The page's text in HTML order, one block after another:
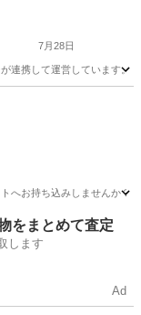
7月28日
が連携して運営していま
持ち込みしませんか？
をまとめて査定
します
Ad